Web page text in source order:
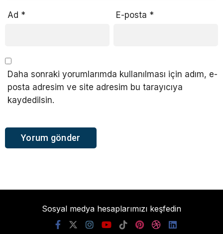
Ad * E-posta *
Daha sonraki yorumlarımda kullanılması için adım, e-
posta adresim ve site adresim bu tarayıcıya
kaydedilsin.
Sosyal medya hesaplarımızı keşfedin